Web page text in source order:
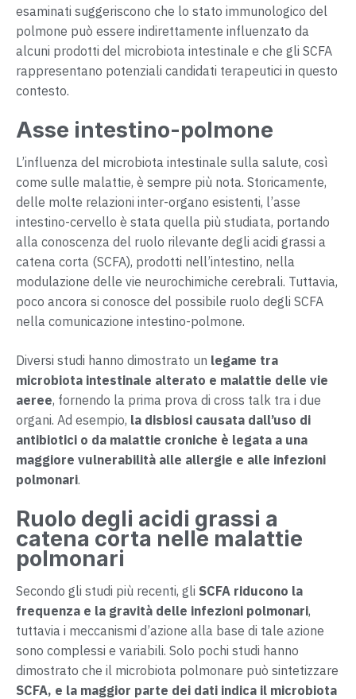
esaminati suggeriscono che lo stato immunologico del
polmone può essere indirettamente influenzato da
alcuni prodotti del microbiota intestinale e che gli SCFA
rappresentano potenziali candidati terapeutici in questo
contesto.
Asse intestino-polmone
L’influenza del microbiota intestinale sulla salute, così
come sulle malattie, è sempre più nota. Storicamente,
delle molte relazioni inter-organo esistenti, l’asse
intestino-cervello è stata quella più studiata, portando
alla conoscenza del ruolo rilevante degli acidi grassi a
catena corta (SCFA), prodotti nell’intestino, nella
modulazione delle vie neurochimiche cerebrali. Tuttavia,
poco ancora si conosce del possibile ruolo degli SCFA
nella comunicazione intestino-polmone.
Diversi studi hanno dimostrato un legame tra
microbiota intestinale alterato e malattie delle vie
aeree, fornendo la prima prova di cross talk tra i due
organi. Ad esempio, la disbiosi causata dall’uso di
antibiotici o da malattie croniche è legata a una
maggiore vulnerabilità alle allergie e alle infezioni
polmonari.
Ruolo degli acidi grassi a
catena corta nelle malattie
polmonari
Secondo gli studi più recenti, gli SCFA riducono la
frequenza e la gravità delle infezioni polmonari,
tuttavia i meccanismi d’azione alla base di tale azione
sono complessi e variabili. Solo pochi studi hanno
dimostrato che il microbiota polmonare può sintetizzare
SCFA, e la maggior parte dei dati indica il microbiota